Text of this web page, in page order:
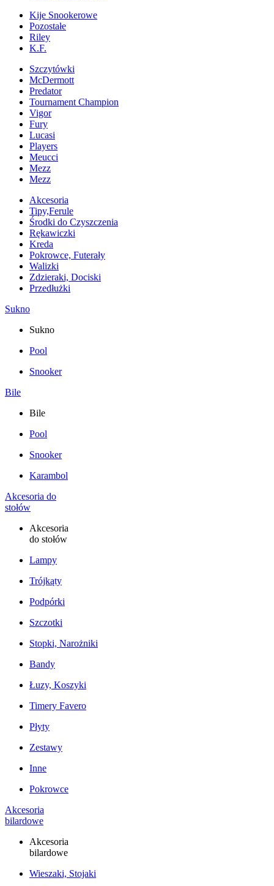
Kije Snookerowe
Pozostałe
Riley
K.F.
Szczytówki
McDermott
Predator
Tournament Champion
Vigor
Fury
Lucasi
Players
Meucci
Mezz
Mezz
Akcesoria
Tipy,Ferule
Środki do Czyszczenia
Rękawiczki
Kreda
Pokrowce, Futerały
Walizki
Zdzieraki, Dociski
Przedłużki
Sukno
Sukno
Pool
Snooker
Bile
Bile
Pool
Snooker
Karambol
Akcesoria do
stołów
Akcesoria
do stołów
Lampy
Trójkąty
Podpórki
Szczotki
Stopki, Narożniki
Bandy
Łuzy, Koszyki
Timery Favero
Płyty
Zestawy
Inne
Pokrowce
Akcesoria
bilardowe
Akcesoria
bilardowe
Wieszaki, Stojaki